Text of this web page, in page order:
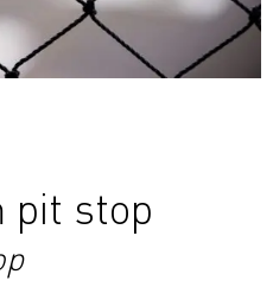
pit stop